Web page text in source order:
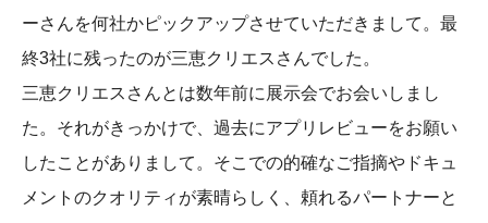
ーさんを何社かピックアップさせていただきまして。最
終3社に残ったのが三恵クリエスさんでした。
三恵クリエスさんとは数年前に展示会でお会いしまし
た。それがきっかけで、過去にアプリレビューをお願い
したことがありまして。そこでの的確なご指摘やドキュ
メントのクオリティが素晴らしく、頼れるパートナーと